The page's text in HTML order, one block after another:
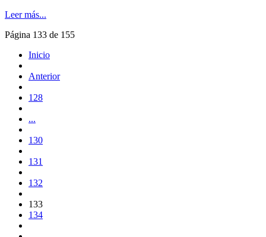
Leer más...
Página 133 de 155
Inicio
Anterior
128
...
130
131
132
133
134